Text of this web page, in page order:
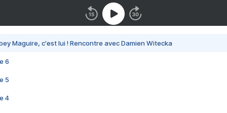
Maguire, c'est lui ! Rencontre avec Damien Witecka
6
5
4